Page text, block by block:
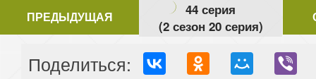
ПРЕДЫДУЩАЯ
44 серия
(2 сезон 20 серия)
Поделиться: